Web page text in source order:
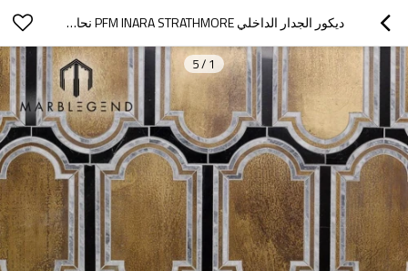
ديكور الجدار الداخلي PFM INARA STRATHMORE نحاس وبلاط الفسيفساء اتيرجيت الرخام
1
/
5